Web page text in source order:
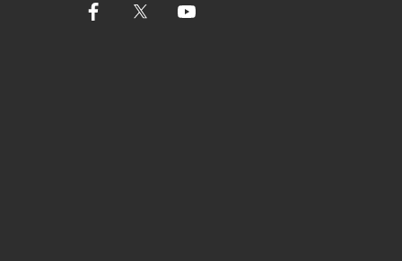
Facebook Twitter